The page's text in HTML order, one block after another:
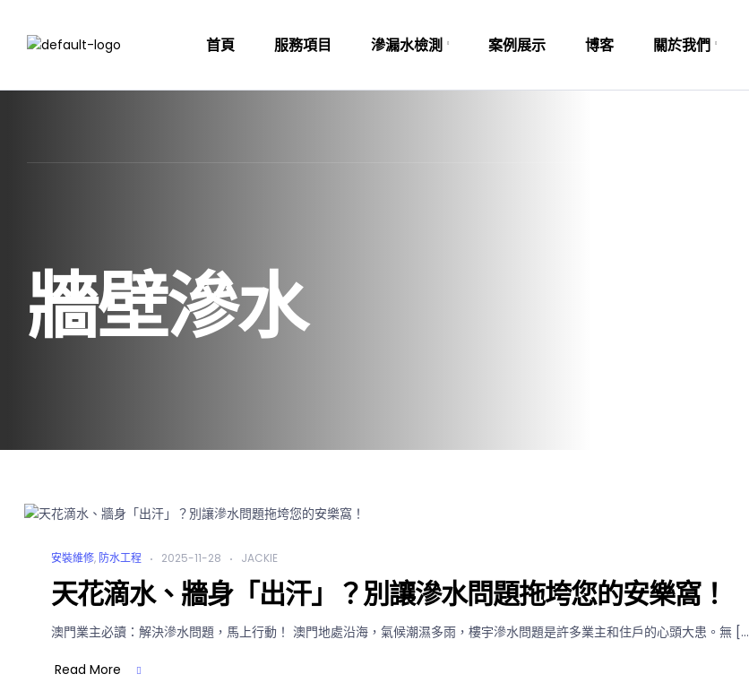
首頁 服務項目 滲漏水檢測 案例展示 博客 關於我們
牆壁滲水
安裝維修, 防水工程 2025-11-28 JACKIE
天花滴水、牆身「出汗」？別讓滲水問題拖垮您的安樂窩！
澳門業主必讀：解決滲水問題，馬上行動！ 澳門地處沿海，氣候潮濕多雨，樓宇滲水問題是許多業主和住戶的心頭大患。無 […]
Read More